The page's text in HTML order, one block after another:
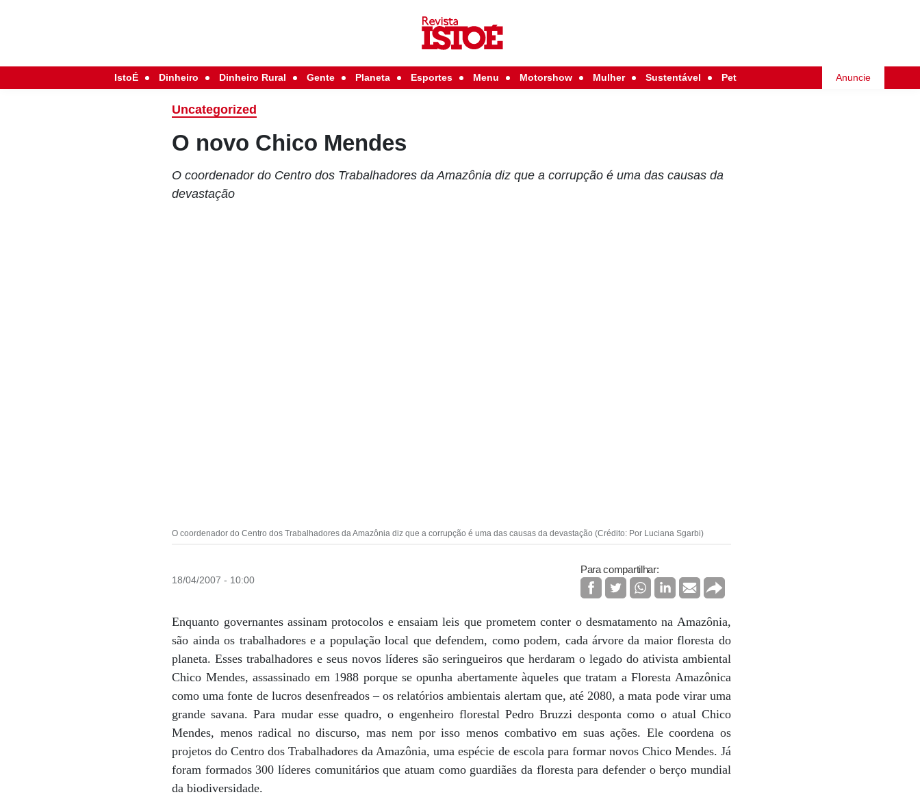
IstoÉ Dinheiro Dinheiro Rural Gente Planeta Esportes Menu Motorshow Mulher Sustentável Pet Anuncie
Uncategorized
O novo Chico Mendes
O coordenador do Centro dos Trabalhadores da Amazônia diz que a corrupção é uma das causas da
devastação
O coordenador do Centro dos Trabalhadores da Amazônia diz que a corrupção é uma das causas da devastação (Crédito: Por Luciana Sgarbi)
18/04/2007 - 10:00
Para compartilhar:
Enquanto governantes assinam protocolos e ensaiam leis que prometem conter o desmatamento na Amazônia,
são ainda os trabalhadores e a população local que defendem, como podem, cada árvore da maior floresta do
planeta. Esses trabalhadores e seus novos líderes são seringueiros que herdaram o legado do ativista ambiental
Chico Mendes, assassinado em 1988 porque se opunha abertamente àqueles que tratam a Floresta Amazônica
como uma fonte de lucros desenfreados – os relatórios ambientais alertam que, até 2080, a mata pode virar uma
grande savana. Para mudar esse quadro, o engenheiro florestal Pedro Bruzzi desponta como o atual Chico
Mendes, menos radical no discurso, mas nem por isso menos combativo em suas ações. Ele coordena os
projetos do Centro dos Trabalhadores da Amazônia, uma espécie de escola para formar novos Chico Mendes. Já
foram formados 300 líderes comunitários que atuam como guardiães da floresta para defender o berço mundial
da biodiversidade.